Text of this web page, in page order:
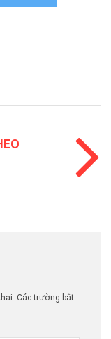
Các trường bắt